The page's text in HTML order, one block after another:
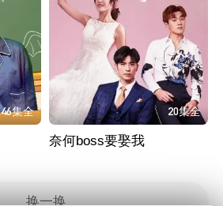
46集全 20集全
奈何boss要娶我
换一换